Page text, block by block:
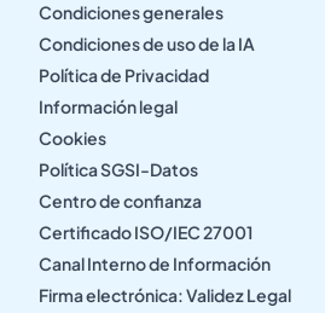
Condiciones generales
Condiciones de uso de la IA
Política de Privacidad
Información legal
Cookies
Política SGSI-Datos
Centro de confianza
Certificado ISO/IEC 27001
Canal Interno de Información
Firma electrónica: Validez Legal